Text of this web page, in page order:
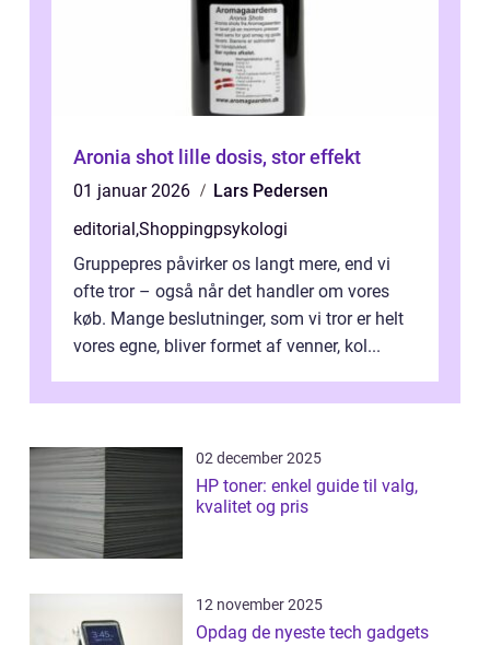
Aronia shot lille dosis, stor effekt
01 januar 2026
Lars Pedersen
editorial,Shoppingpsykologi
Gruppepres påvirker os langt mere, end vi
ofte tror – også når det handler om vores
køb. Mange beslutninger, som vi tror er helt
vores egne, bliver formet af venner, kol...
02 december 2025
HP toner: enkel guide til valg,
kvalitet og pris
12 november 2025
Opdag de nyeste tech gadgets